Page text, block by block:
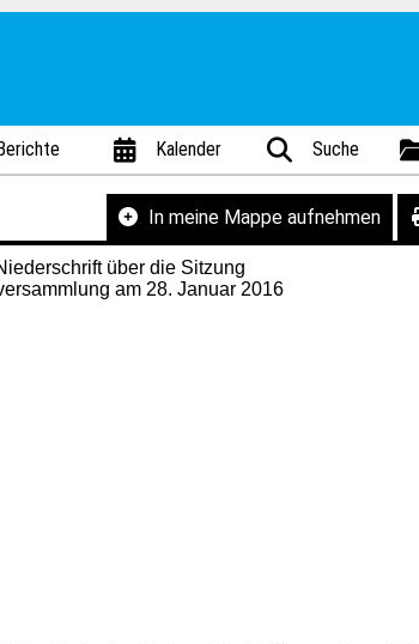
Kalender Suche
In meine Mappe aufnehmen
über die Sitzung
am 28. Januar 2016